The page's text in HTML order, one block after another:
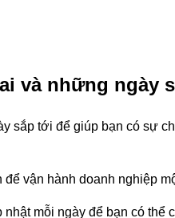
và những ngày
sắp tới để giúp bạn có sự
vận hành doanh nghiệp
mỗi ngày để bạn có thể